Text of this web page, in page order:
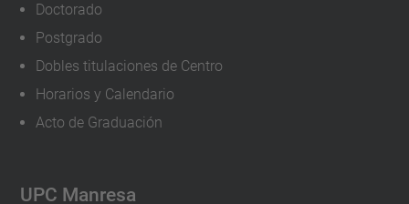
Doctorado
Postgrado
Dobles titulaciones de Centro
Horarios y Calendario
Acto de Graduación
UPC Manresa